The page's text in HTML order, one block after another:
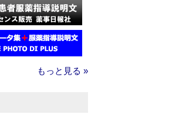
もっと見る »